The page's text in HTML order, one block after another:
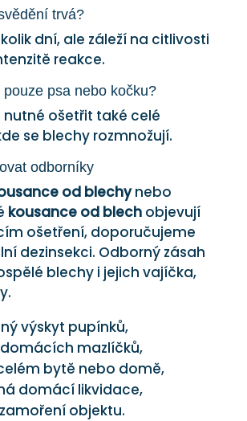
trvá?
dní, ale záleží na citlivosti
reakce.
psa nebo kočku?
nutné ošetřit také celé
se blechy rozmnožují.
odborníky
od blechynebo
kousance od blechobjevují
ošetření, doporučujeme
dezinsekci. Odborný zásah
blechy i jejich vajíčka,
výskyt pupínků,
mazlíčků,
bytě nebo domě,
domácí likvidace,
objektu.